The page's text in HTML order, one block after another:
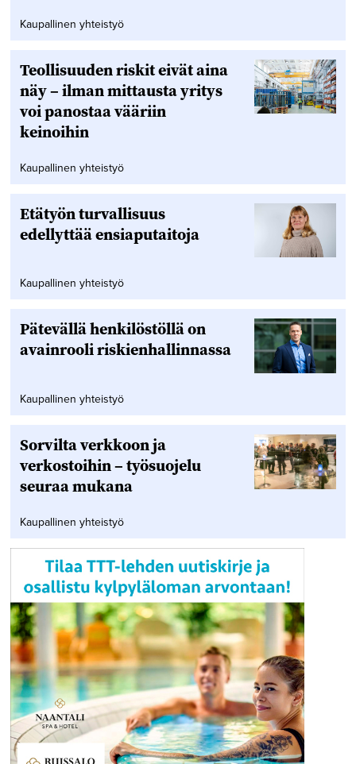
Kaupallinen yhteistyö
Teollisuuden riskit eivät aina
näy – ilman mittausta yritys
voi panostaa vääriin
keinoihin
Kaupallinen yhteistyö
Etätyön turvallisuus
edellyttää ensiaputaitoja
Kaupallinen yhteistyö
Pätevällä henkilöstöllä on
avainrooli riskienhallinnassa
Kaupallinen yhteistyö
Sorvilta verkkoon ja
verkostoihin – työsuojelu
seuraa mukana
Kaupallinen yhteistyö